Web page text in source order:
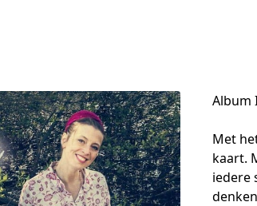
Album
Met
kaart.
iedere